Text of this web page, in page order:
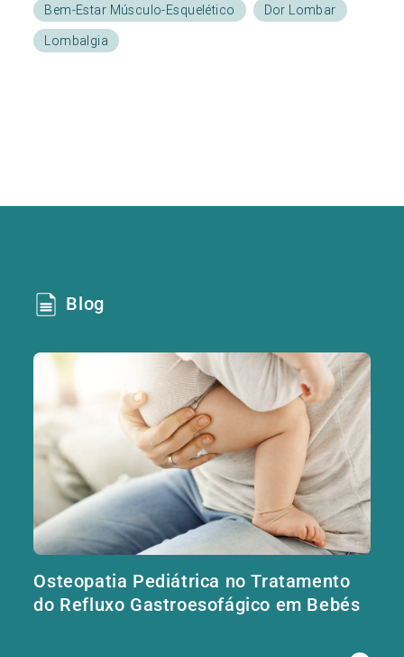
Bem-Estar Músculo-Esquelético
Dor Lombar
Lombalgia
Blog
Osteopatia Pediátrica no Tratamento
do Refluxo Gastroesofágico em Bebés